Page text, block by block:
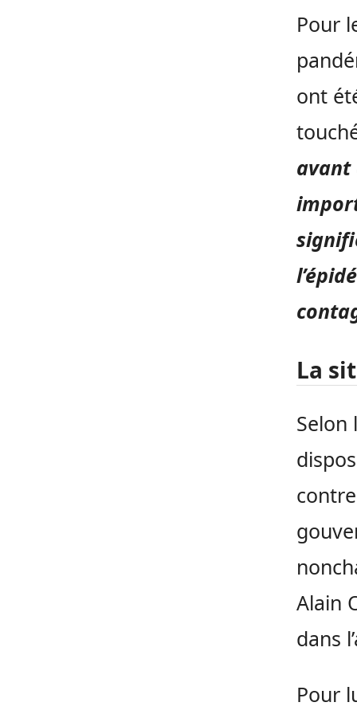
Pour
ont
avant
La
Selon
Alain
dans
Pour